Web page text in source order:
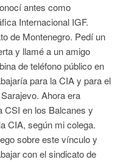
antes como
Internacional IGF.
de Montenegro. Pedí un
y llamé a un amigo
de teléfono público en
para la CIA y para el
Ahora era
CSI en los Balcanes y
CIA, según mi colega.
sobre este vínculo y
con el sindicato de